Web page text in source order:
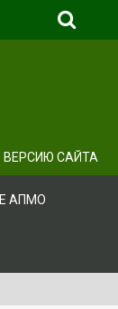
ВЕРСИЮ САЙТА
АПМО